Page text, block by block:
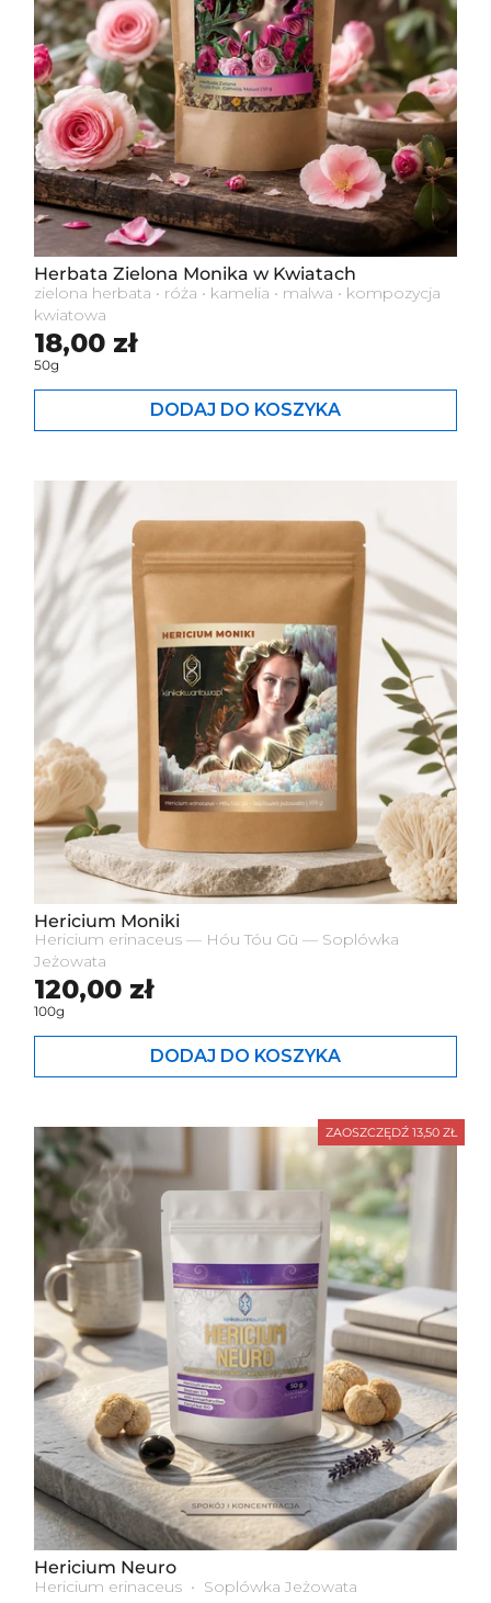
Cena standardowa
18,00 zł
50g
Herbata Zielona Monika w Kwiatach
zielona herbata • róża • kamelia • malwa • kompozycja
kwiatowa
DODAJ DO KOSZYKA
Cena standardowa
120,00 zł
100g
Hericium Moniki
Hericium erinaceus — Hóu Tóu Gū — Soplówka
Jeżowata
DODAJ DO KOSZYKA
Hericium Neuro
Hericium erinaceus • Soplówka Jeżowata
ZAOSZCZĘDŹ 13,50 ZŁ